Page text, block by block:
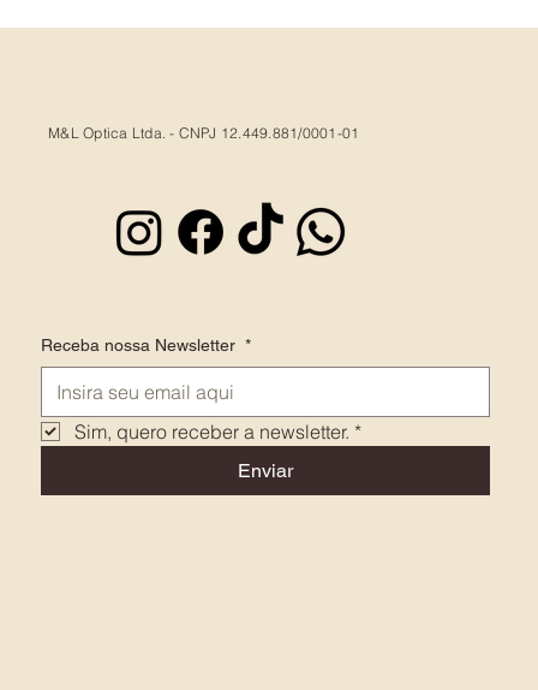
M&L Optica Ltda. - CNPJ 12.449.881/0001-01
Receba nossa Newsletter *
Sim, quero receber a newsletter. *
Enviar